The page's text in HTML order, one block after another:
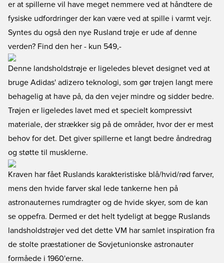
er at spillerne vil have meget nemmere ved at håndtere de
fysiske udfordringer der kan være ved at spille i varmt vejr.
Syntes du også den nye Rusland trøje er ude af denne
verden? Find den her - kun 549,-
Denne landsholdstrøje er ligeledes blevet designet ved at
bruge Adidas' adizero teknologi, som gør trøjen langt mere
behagelig at have på, da den vejer mindre og sidder bedre.
Trøjen er ligeledes lavet med et specielt kompressivt
materiale, der strækker sig på de områder, hvor der er mest
behov for det. Det giver spillerne et langt bedre åndredrag
og støtte til musklerne.
Kraven har fået Ruslands karakteristiske blå/hvid/rød farver,
mens den hvide farver skal lede tankerne hen på
astronauternes rumdragter og de hvide skyer, som de kan
se oppefra. Dermed er det helt tydeligt at begge Ruslands
landsholdstrøjer ved det dette VM har samlet inspiration fra
de stolte præstationer de Sovjetunionske astronauter
formåede i 1960'erne.